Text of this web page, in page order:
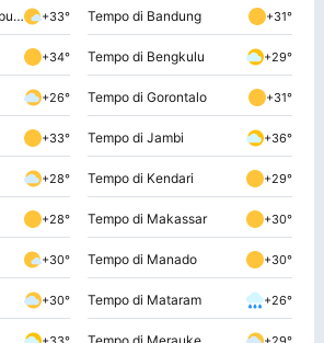
Tempo di Bandar Lampung +33° Tempo di Bandung +31°
+34° Tempo di Bengkulu +29°
+26° Tempo di Gorontalo +31°
+33° Tempo di Jambi +36°
+28° Tempo di Kendari +29°
+28° Tempo di Makassar +30°
+30° Tempo di Manado +30°
+30° Tempo di Mataram +26°